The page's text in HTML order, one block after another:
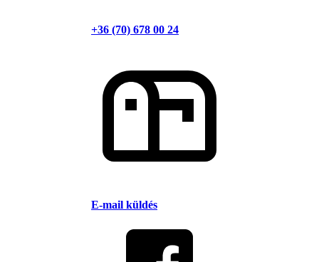
+36 (70) 678 00 24
E-mail küldés